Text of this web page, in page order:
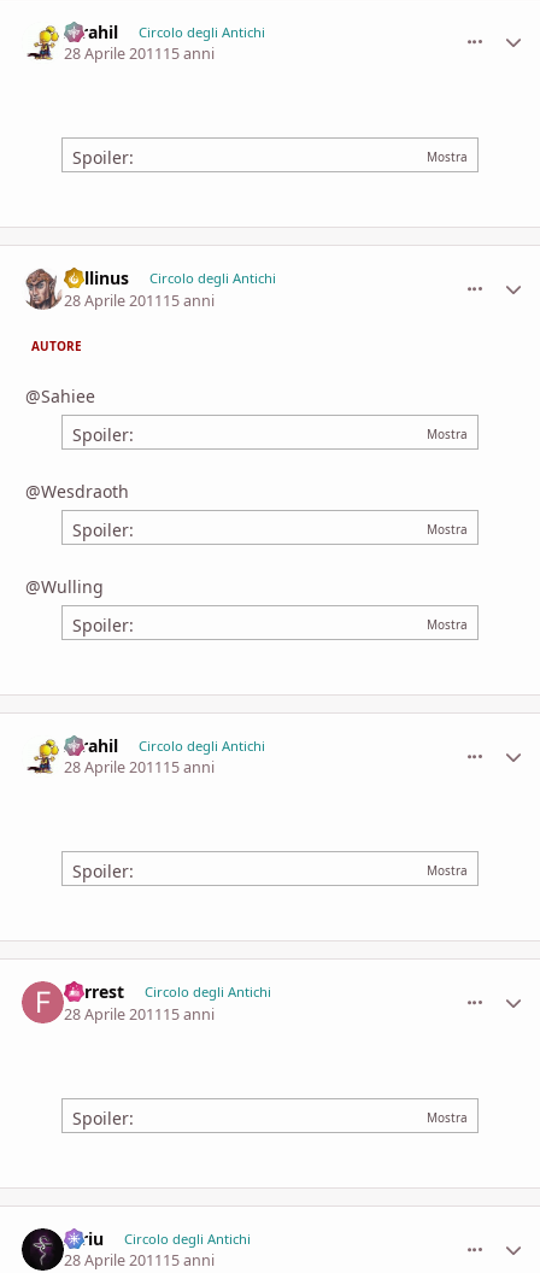
Idrahil Circolo degli Antichi
28 Aprile 201115 anni
Spoiler:
Lollinus Circolo degli Antichi
28 Aprile 201115 anni
AUTORE
@Sahiee
Spoiler:
@Wesdraoth
Spoiler:
@Wulling
Spoiler:
Idrahil Circolo degli Antichi
28 Aprile 201115 anni
Spoiler:
Forrest Circolo degli Antichi
28 Aprile 201115 anni
Spoiler:
Idriu Circolo degli Antichi
28 Aprile 201115 anni